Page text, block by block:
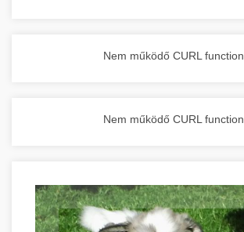
Nem működő CURL function.
Nem működő CURL function.